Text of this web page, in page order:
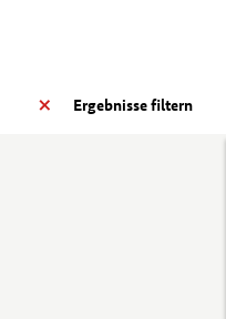
Ergebnisse filtern